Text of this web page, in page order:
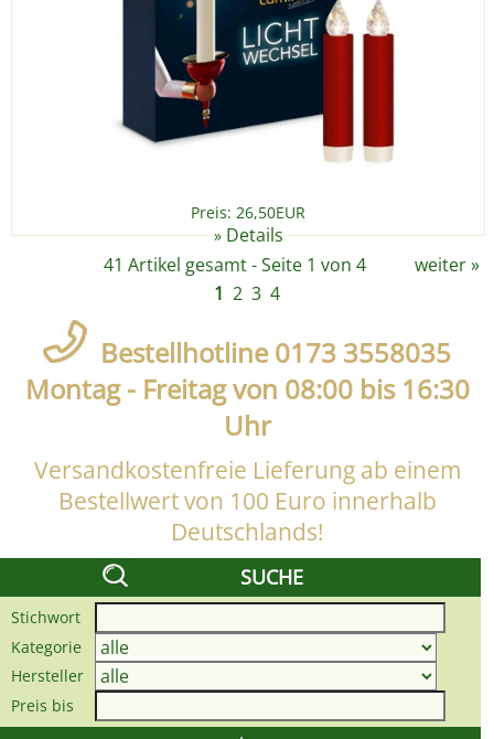
Preis: 26,50EUR
»Details
41 Artikel gesamt - Seite 1 von 4
weiter»
1 2 3 4
Bestellhotline 0173 3558035
Montag - Freitag von 08:00 bis 16:30
Uhr
Versandkostenfreie Lieferung ab einem
Bestellwert von 100 Euro innerhalb
Deutschlands!
SUCHE
Stichwort
Kategorie
Hersteller
Preis bis